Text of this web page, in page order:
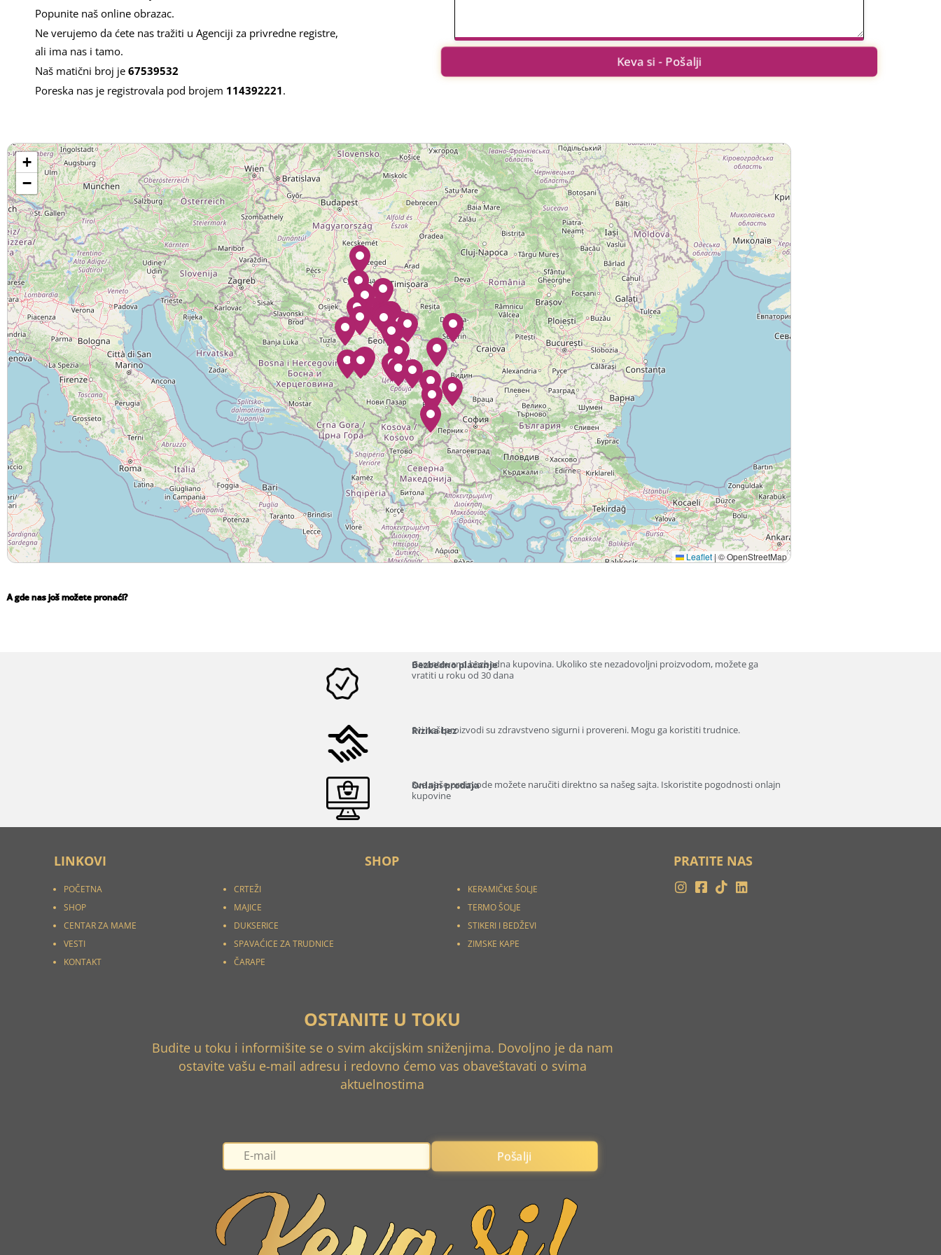
Popunite naš online obrazac.
Ne verujemo da ćete nas tražiti u Agenciji za privredne registre,
ali ima nas i tamo.
Naš matični broj je 67539532
Poreska nas je registrovala pod brojem 114392221.
Keva si - Pošalji
+
−
Leaflet|© OpenStreetMap
A gde nas još možete pronaći?
Bezbedno plaćanje
Garantovano bezbedna kupovina. Ukoliko ste nezadovoljni proizvodom, možete ga
vratiti u roku od 30 dana
Rizika bez
Svi naši proizvodi su zdravstveno sigurni i provereni. Mogu ga koristiti trudnice.
Onlajn prodaja
Sve naše proizvode možete naručiti direktno sa našeg sajta. Iskoristite pogodnosti onlajn
kupovine
LINKOVI
POČETNA
SHOP
CENTAR ZA MAME
VESTI
KONTAKT
SHOP
CRTEŽI
MAJICE
DUKSERICE
SPAVAĆICE ZA TRUDNICE
ČARAPE
KERAMIČKE ŠOLJE
TERMO ŠOLJE
STIKERI I BEDŽEVI
ZIMSKE KAPE
OSTANITE U TOKU
Budite u toku i informišite se o svim akcijskim sniženjima. Dovoljno je da nam
ostavite vašu e-mail adresu i redovno ćemo vas obaveštavati o svima
aktuelnostima
Pošalji
PRATITE NAS